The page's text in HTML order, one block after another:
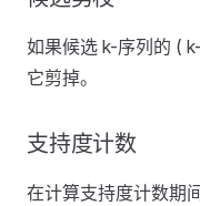
如果候选 k-序列的 (
它剪掉。
支持度计数
在计算支持度计数期